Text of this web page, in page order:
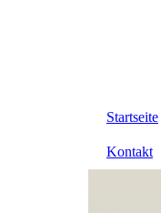
Startseite
Kontakt